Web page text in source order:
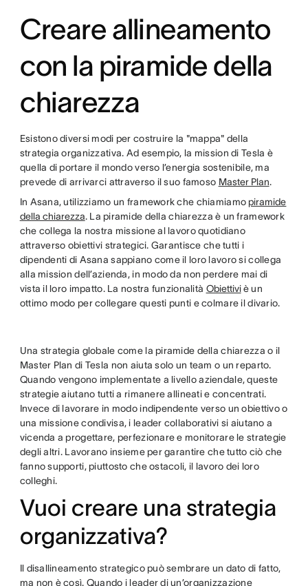
Creare allineamento
con la piramide della
chiarezza
Esistono diversi modi per costruire la "mappa" della
strategia organizzativa. Ad esempio, la mission di Tesla è
quella di portare il mondo verso l’energia sostenibile, ma
prevede di arrivarci attraverso il suo famoso Master Plan.
In Asana, utilizziamo un framework che chiamiamo piramide
della chiarezza. La piramide della chiarezza è un framework
che collega la nostra missione al lavoro quotidiano
attraverso obiettivi strategici. Garantisce che tutti i
dipendenti di Asana sappiano come il loro lavoro si collega
alla mission dell’azienda, in modo da non perdere mai di
vista il loro impatto. La nostra funzionalità Obiettiviè un
ottimo modo per collegare questi punti e colmare il divario.
Una strategia globale come la piramide della chiarezza o il
Master Plan di Tesla non aiuta solo un team o un reparto.
Quando vengono implementate a livello aziendale, queste
strategie aiutano tutti a rimanere allineati e concentrati.
Invece di lavorare in modo indipendente verso un obiettivo o
una missione condivisa, i leader collaborativi si aiutano a
vicenda a progettare, perfezionare e monitorare le strategie
degli altri. Lavorano insieme per garantire che tutto ciò che
fanno supporti, piuttosto che ostacoli, il lavoro dei loro
colleghi.
Vuoi creare una strategia
organizzativa?
Il disallineamento strategico può sembrare un dato di fatto,
ma non è così. Quando i leader di un’organizzazione